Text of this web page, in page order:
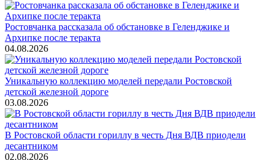
Ростовчанка рассказала об обстановке в Геленджике и
Архипке после теракта
04.08.2026
Уникальную коллекцию моделей передали Ростовской
детской железной дороге
03.08.2026
В Ростовской области гориллу в честь Дня ВДВ приодели
десантником
02.08.2026